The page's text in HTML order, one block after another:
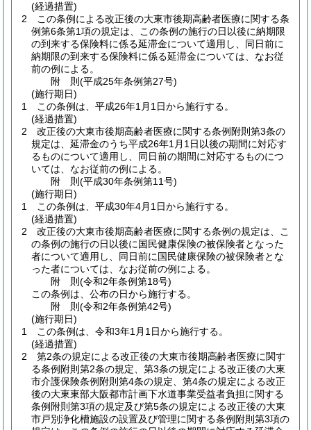
(経過措置)
2
この条例による改正後の大東市後期高齢者医療に関する条
例第6条第1項の規定は、この条例の施行の日以後に納期限
の到来する保険料に係る延滞金について適用し、同日前に
納期限の到来する保険料に係る延滞金については、なお従
前の例による。
附 則(平成25年条例第27号)
(施行期日)
1
この条例は、平成26年1月1日から施行する。
(経過措置)
2
改正後の大東市後期高齢者医療に関する条例附則第3条の
規定は、延滞金のうち平成26年1月1日以後の期間に対応す
るものについて適用し、同日前の期間に対応するものにつ
いては、なお従前の例による。
附 則(平成30年条例第11号)
(施行期日)
1
この条例は、平成30年4月1日から施行する。
(経過措置)
2
改正後の大東市後期高齢者医療に関する条例の規定は、こ
の条例の施行の日以後に国民健康保険の被保険者となった
者について適用し、同日前に国民健康保険の被保険者とな
った者については、なお従前の例による。
附 則(令和2年条例第18号)
この条例は、公布の日から施行する。
附 則(令和2年条例第42号)
(施行期日)
1
この条例は、令和3年1月1日から施行する。
(経過措置)
2
第2条の規定による改正後の大東市後期高齢者医療に関す
る条例附則第2条の規定、第3条の規定による改正後の大東
市介護保険条例附則第4条の規定、第4条の規定による改正
後の大東東部大阪都市計画下水道事業受益者負担に関する
条例附則第3項の規定及び第5条の規定による改正後の大東
市戸別浄化槽施設の設置及び管理に関する条例附則第3項の